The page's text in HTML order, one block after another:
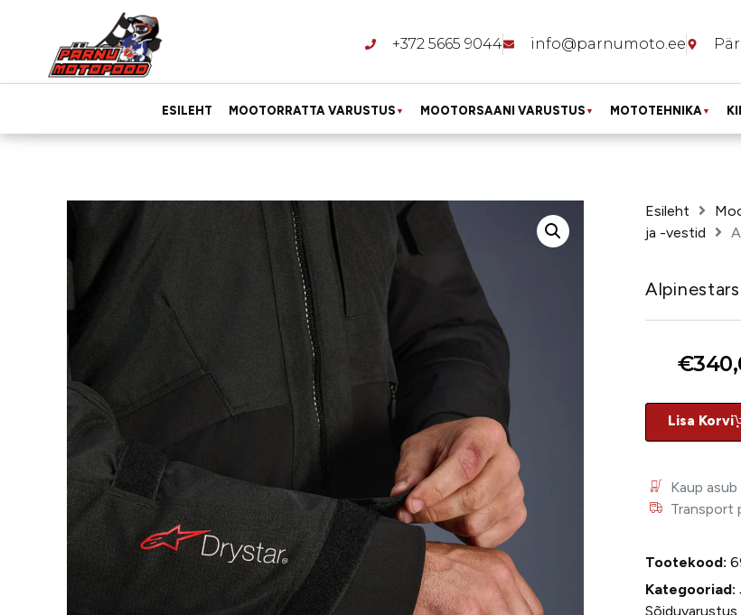
+372 5665 9044 info@parnumoto.ee
ESILEHT MOOTORRATTA VARUSTUS ▼ MOOTORSAANI VARUSTUS ▼ MOTOTEHNIKA▼
Esileht
ja -vestid
€
Lisa Korvi
Kaup
Transport
Tootekood:
Kategooriad:
Sõiduvarustus